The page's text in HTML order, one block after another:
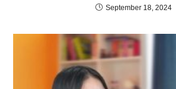
September 18, 2024